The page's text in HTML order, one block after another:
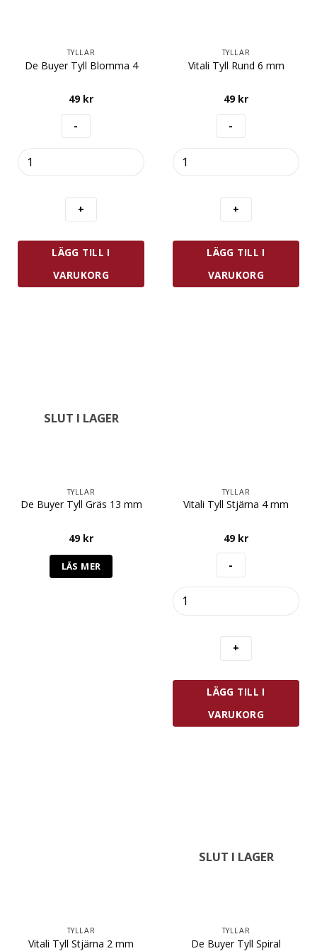
TYLLAR
De Buyer Tyll Blomma 4
49 kr
Buyer
LÄGG TILL I
VARUKORG
TYLLAR
Vitali Tyll Rund 6 mm
49 kr
Tyll
LÄGG TILL I
VARUKORG
SLUT I LAGER
TYLLAR
De Buyer Tyll Gräs 13 mm
49 kr
LÄS MER
TYLLAR
Vitali Tyll Stjärna 4 mm
49 kr
Tyll
LÄGG TILL I
VARUKORG
TYLLAR
Vitali Tyll Stjärna 2 mm
SLUT I LAGER
TYLLAR
De Buyer Tyll Spiral